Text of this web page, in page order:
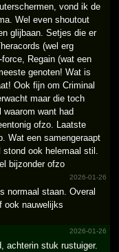
vond ik de
Wel even shoutout
glijbaan. Setjes die er
(wel erg
Regain (wat een
genoten! Wat is
Ook fijn om Criminal
maar die toch
want had
ofzo. Laatste
Wat een samengeraapt
stond ook helemaal stil.
bijzonder ofzo
2026-01-26
normaal staan. Overal
ook nauwelijks
2026-01-26
achterin stuk rustuiger.